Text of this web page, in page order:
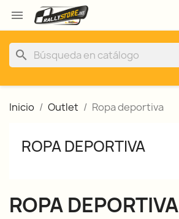

search
Inicio Outlet Ropa deportiva
ROPA DEPORTIVA
ROPA DEPORTIVA